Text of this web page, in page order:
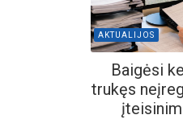
AKTUALIJOS
Baigėsi
trukęs